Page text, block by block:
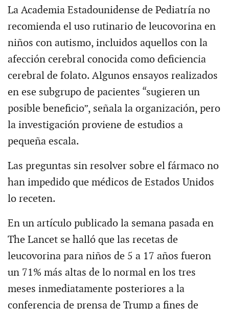
La Academia Estadounidense de Pediatría no
recomienda el uso rutinario de leucovorina en
niños con autismo, incluidos aquellos con la
afección cerebral conocida como deficiencia
cerebral de folato. Algunos ensayos realizados
en ese subgrupo de pacientes “sugieren un
posible beneficio”, señala la organización, pero
la investigación proviene de estudios a
pequeña escala.
Las preguntas sin resolver sobre el fármaco no
han impedido que médicos de Estados Unidos
lo receten.
En un artículo publicado la semana pasada en
The Lancet se halló que las recetas de
leucovorina para niños de 5 a 17 años fueron
un 71% más altas de lo normal en los tres
meses inmediatamente posteriores a la
conferencia de prensa de Trump a fines de